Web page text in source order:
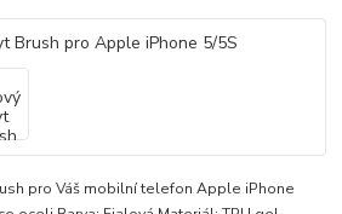
pro Váš mobilní telefon Apple iPhone